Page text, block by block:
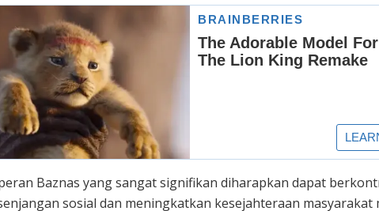
Baznas yang sangat signifikan diharapkan dapat
sosial dan meningkatkan kesejahteraan masyarakat